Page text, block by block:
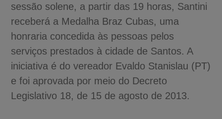
sessão solene, a partir das 19 horas, Santini
receberá a Medalha Braz Cubas, uma
honraria concedida às pessoas pelos
serviços prestados à cidade de Santos. A
iniciativa é do vereador Evaldo Stanislau (PT)
e foi aprovada por meio do Decreto
Legislativo 18, de 15 de agosto de 2013.